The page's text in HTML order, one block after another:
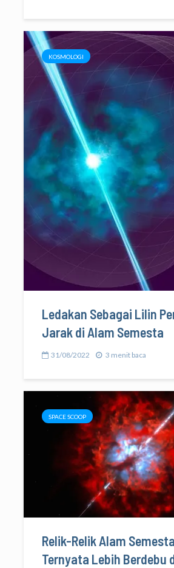
KOSMOLOGI
Ledakan Sebagai Lilin
Jarak di Alam Semesta
31/08/2022 3 menit baca
SPACE SCOOP
Relik-Relik Alam
Ternyata Lebih Berdebu